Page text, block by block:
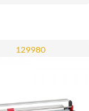
129980